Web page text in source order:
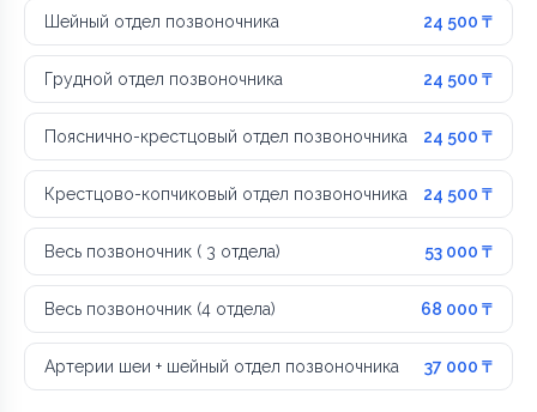
Шейный отдел позвоночника 24 500 ₸
Грудной отдел позвоночника 24 500 ₸
Пояснично-крестцовый отдел позвоночника 24 500 ₸
Крестцово-копчиковый отдел позвоночника 24 500 ₸
Весь позвоночник ( 3 отдела) 53 000 ₸
Весь позвоночник (4 отдела) 68 000 ₸
Артерии шеи + шейный отдел позвоночника 37 000 ₸